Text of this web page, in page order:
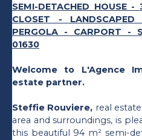
SEMI-DETACHED HOUSE
CLOSET -
PERGOLA - CARPORT -
01630
Welcome to L'Agence
estate partner.
Steffie Rouviere, real
area and surroundings, is
this beautiful 94 m² semi-